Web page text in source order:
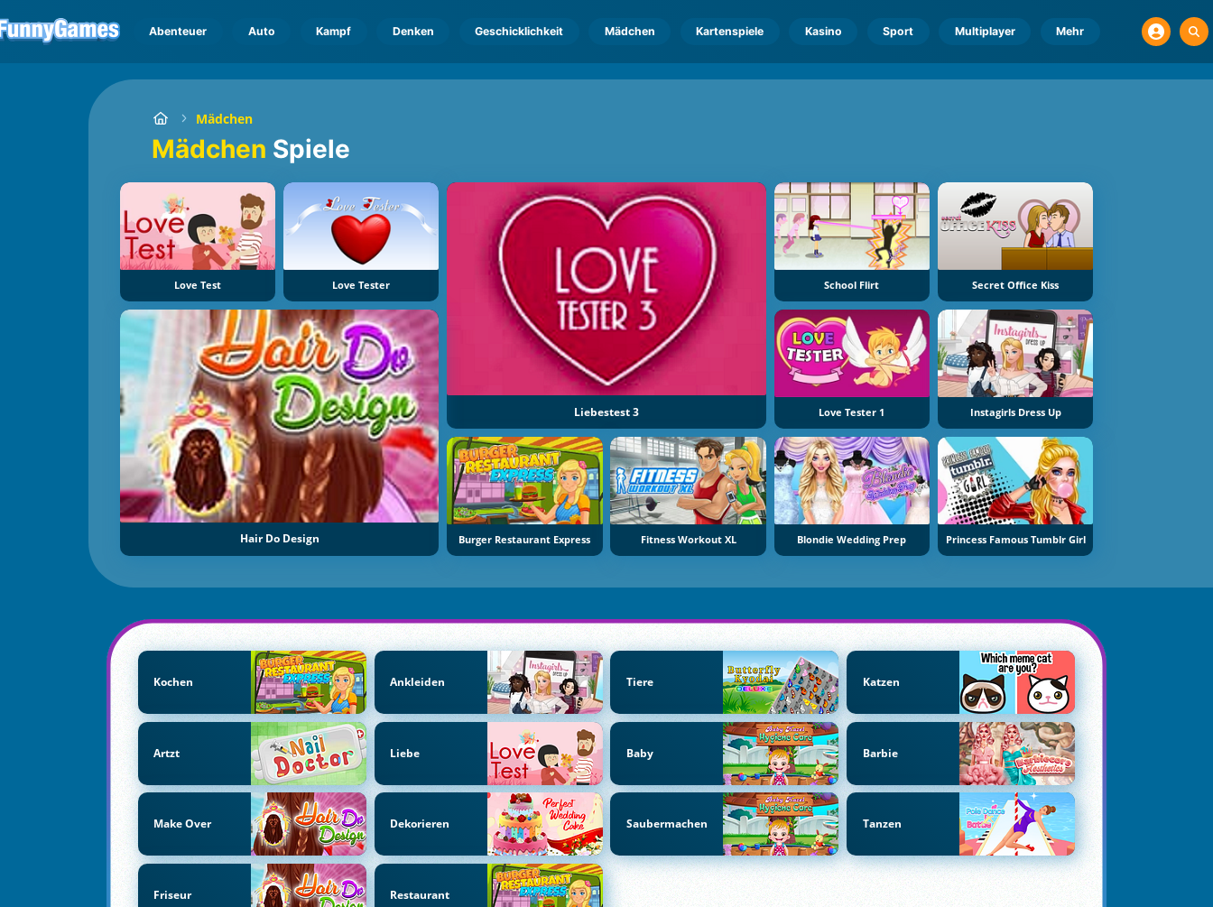
Abenteuer Auto Kampf Denken Geschicklichkeit Mädchen Kartenspiele Kasino Sport Multiplayer Mehr
Mädchen
Mädchen Spiele
Love Test Love Tester
Liebestest 3
School Flirt Secret Office Kiss
Hair Do Design
Love Tester 1 Instagirls Dress Up
Burger Restaurant Express Fitness Workout XL Blondie Wedding Prep Princess Famous Tumblr Girl
Kochen Ankleiden Tiere Katzen
Artzt Liebe Baby Barbie
Make Over Dekorieren Saubermachen Tanzen
Friseur Restaurant